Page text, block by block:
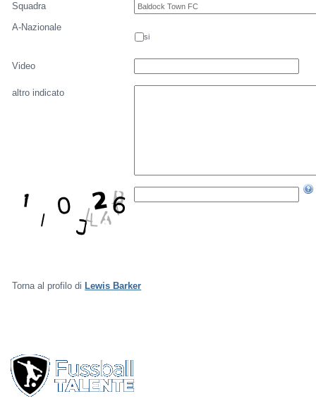
Squadra
A-Nazionale
si
Video
altro indicato
Torna al profilo di Lewis Barker